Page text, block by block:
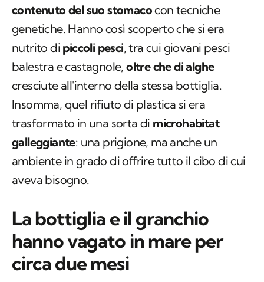
contenuto del suo stomacocon tecniche
genetiche. Hanno così scoperto che si era
nutrito di piccoli pesci, tra cui giovani pesci
balestra e castagnole,oltre che di alghe
cresciute all'interno della stessa bottiglia.
Insomma, quel rifiuto di plastica si era
trasformato in una sorta di microhabitat
galleggiante: una prigione, ma anche un
ambiente in grado di offrire tutto il cibo di cui
aveva bisogno.
La bottiglia e il granchio
hanno vagato in mare per
circa due mesi